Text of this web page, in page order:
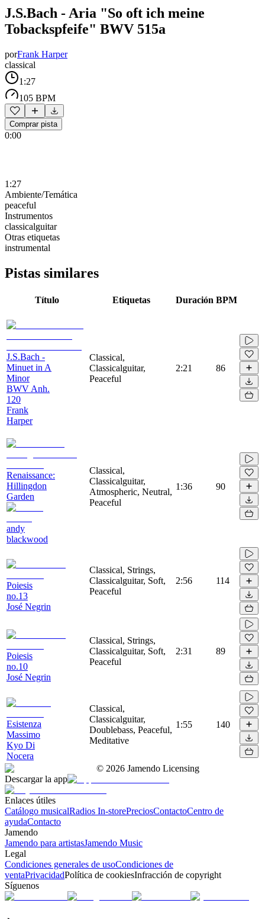
J.S.Bach - Aria "So oft ich meine
Tobackspfeife" BWV 515a
porFrank Harper
classical
1:27
105 BPM
Comprar pista
0:00
1:27
Ambiente/Temática
peaceful
Instrumentos
classicalguitar
Otras etiquetas
instrumental
Pistas similares
Título Etiquetas Duración BPM
J.S.Bach -
Minuet in A
Minor
BWV Anh.
120
Frank
Harper
Classical,
Classicalguitar,
Peaceful
2:21 86
Renaissance:
Hillingdon
Garden
andy
blackwood
Classical,
Classicalguitar,
Atmospheric, Neutral,
Peaceful
1:36 90
Poiesis
no.13
José Negrin
Classical, Strings,
Classicalguitar, Soft,
Peaceful
2:56 114
Poiesis
no.10
José Negrin
Classical, Strings,
Classicalguitar, Soft,
Peaceful
2:31 89
Esistenza
Massimo
Kyo Di
Nocera
Classical,
Classicalguitar,
Doublebass, Peaceful,
Meditative
1:55 140
© 2026 Jamendo Licensing
Descargar la app
Enlaces útiles
Catálogo musicalRadios In-storePreciosContactoCentro de
ayudaContacto
Jamendo
Jamendo para artistasJamendo Music
Legal
Condiciones generales de usoCondiciones de
ventaPrivacidadPolítica de cookiesInfracción de copyright
Síguenos